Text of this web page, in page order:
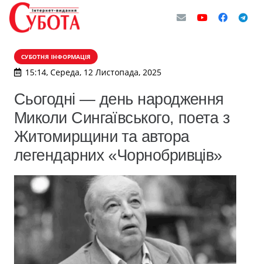
СУБОТНЯ ІНФОРМАЦІЯ
15:14, Середа, 12 Листопада, 2025
Сьогодні — день народження
Миколи Сингаївського, поета з
Житомирщини та автора
легендарних «Чорнобривців»